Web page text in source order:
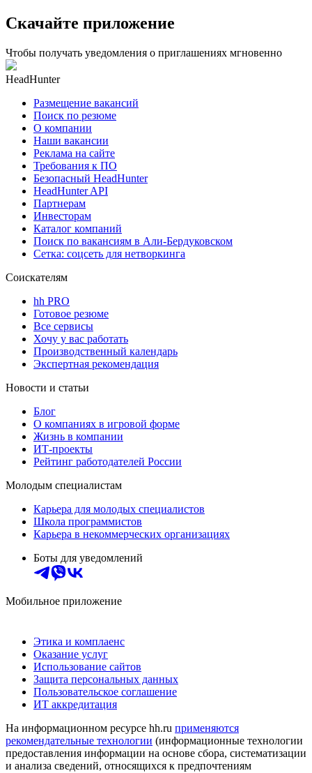
Скачайте приложение
Чтобы получать уведомления о приглашениях мгновенно
HeadHunter
Размещение вакансий
Поиск по резюме
О компании
Наши вакансии
Реклама на сайте
Требования к ПО
Безопасный HeadHunter
HeadHunter API
Партнерам
Инвесторам
Каталог компаний
Поиск по вакансиям в Али-Бердуковском
Сетка: соцсеть для нетворкинга
Соискателям
hh PRO
Готовое резюме
Все сервисы
Хочу у вас работать
Производственный календарь
Экспертная рекомендация
Новости и статьи
Блог
О компаниях в игровой форме
Жизнь в компании
ИТ-проекты
Рейтинг работодателей России
Молодым специалистам
Карьера для молодых специалистов
Школа программистов
Карьера в некоммерческих организациях
Боты для уведомлений
Мобильное приложение
Этика и комплаенс
Оказание услуг
Использование сайтов
Защита персональных данных
Пользовательское соглашение
ИТ аккредитация
На информационном ресурсе hh.ru применяются
рекомендательные технологии (информационные технологии
предоставления информации на основе сбора, систематизации
и анализа сведений, относящихся к предпочтениям